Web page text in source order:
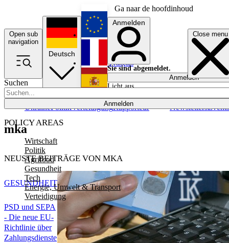
Ga naar de hoofdinhoud
Open sub
navigation
Close menu
Suchen
Anmelden
POLICY AREAS
Wirtschaft
Politik
Agrifood
Gesundheit
Tech
Energie, Umwelt & Transport
Verteidigung
UkrainePolitikVerteidigungRapporteur NewslettersEvents
Deutsch
English
Français
Anmelden
Sie sind abgemeldet.
Anmelden
Licht aus
mka
NEUSTE BEITRÄGE VON MKA
PSD und SEPA
- Die neue EU-
Richtlinie über
Zahlungsdienste
GESUNDHEIT